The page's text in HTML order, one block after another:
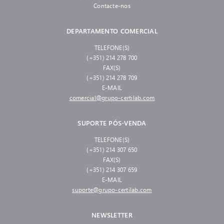
Contacte-nos
DEPARTAMENTO COMERCIAL
TELEFONE(S)
(+351) 214 278 700
FAX(S)
(+351) 214 278 709
E-MAIL
comercial@grupo-certilab.com
SUPORTE PÓS-VENDA
TELEFONE(S)
(+351) 214 307 650
FAX(S)
(+351) 214 307 659
E-MAIL
suporte@grupo-certilab.com
NEWSLETTER